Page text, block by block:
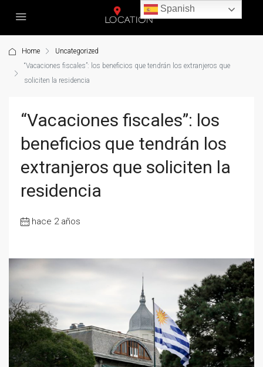
Home
Uncategorized
“Vacaciones fiscales”: los beneficios que tendrán los extranjeros que
soliciten la residencia
“Vacaciones fiscales”: los
beneficios que tendrán los
extranjeros que soliciten la
residencia
hace 2 años
Spanish